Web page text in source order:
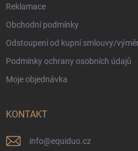
Reklamace
Obchodní podmínky
Odstoupení od kupní smlouvy/
Podmínky ochrany osobních údajů
Moje objednávka
KONTAKT
info@equiduo.cz